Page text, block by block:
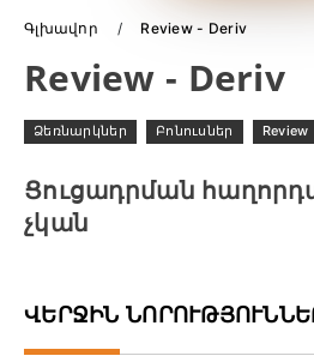
Գլխավոր Review - Deriv
Review - Deriv
Ձեռնարկներ Բոնուսներ Review
Ցուցադրման
չկան
ՎԵՐՋԻՆ